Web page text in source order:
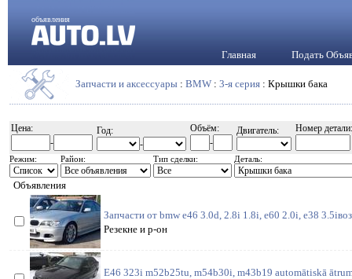
объявления
Главная Подать
Запчасти и аксессуары : BMW : 3-я серия : Крышки бака
Цена:
-
Год:
-
Объём:
-
Двигатель: Номер детали:
Режим: Район: Тип сделки: Деталь:
Объявления
Запчасти от bmw e46 3.0d, 2.8i 1.8i, e60 2.0i, e38
Резекне и р-он
E46 323i m52b25tu, m54b30i, m43b19 automātiskā